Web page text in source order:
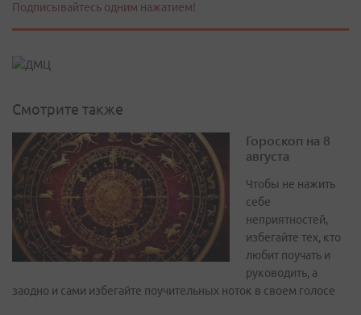
Подписывайтесь одним нажатием!
Смотрите также
Гороскоп на 8
августа
Чтобы не нажить
себе
неприятностей,
избегайте тех, кто
любит поучать и
руководить, а
заодно и сами избегайте поучительных ноток в своем голосе